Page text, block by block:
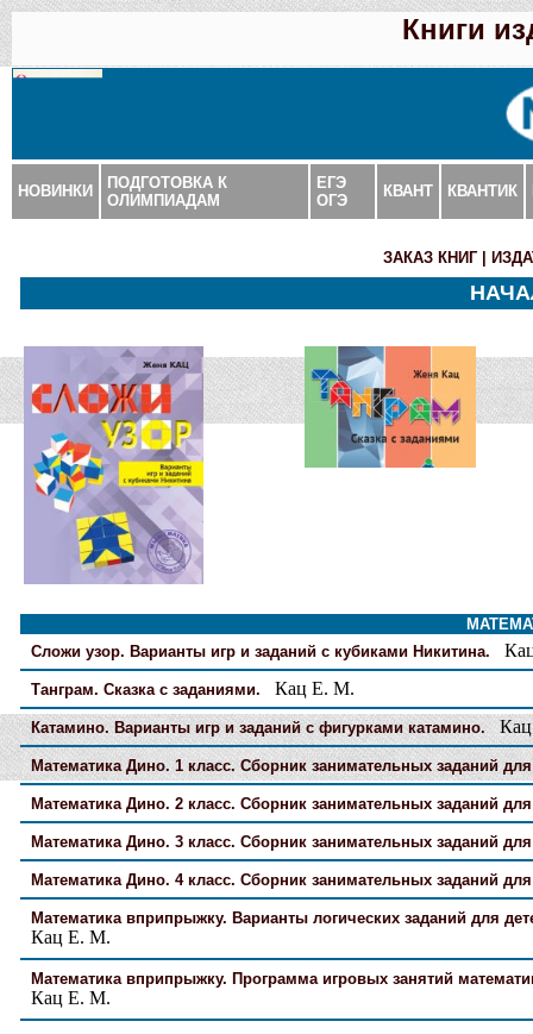
Книги
НОВИНКИ
ПОДГОТОВКА К
ОЛИМПИАДАМ
ЕГЭ
ОГЭ
КВАНТ КВАНТИК
ЗАКАЗ КНИГ|
Сложи узор. Варианты игр и заданий с кубиками Никитина.
Танграм. Сказка с заданиями. Кац Е. М.
Катамино. Варианты игр и заданий с фигурками катамино.
Математика Дино. 1 класс. Сборник занимательных заданий
Математика Дино. 2 класс. Сборник занимательных заданий
Математика Дино. 3 класс. Сборник занимательных заданий
Математика Дино. 4 класс. Сборник занимательных заданий
Математика вприпрыжку. Варианты логических заданий для
Кац Е. М.
Математика вприпрыжку. Программа игровых занятий
Кац Е. М.